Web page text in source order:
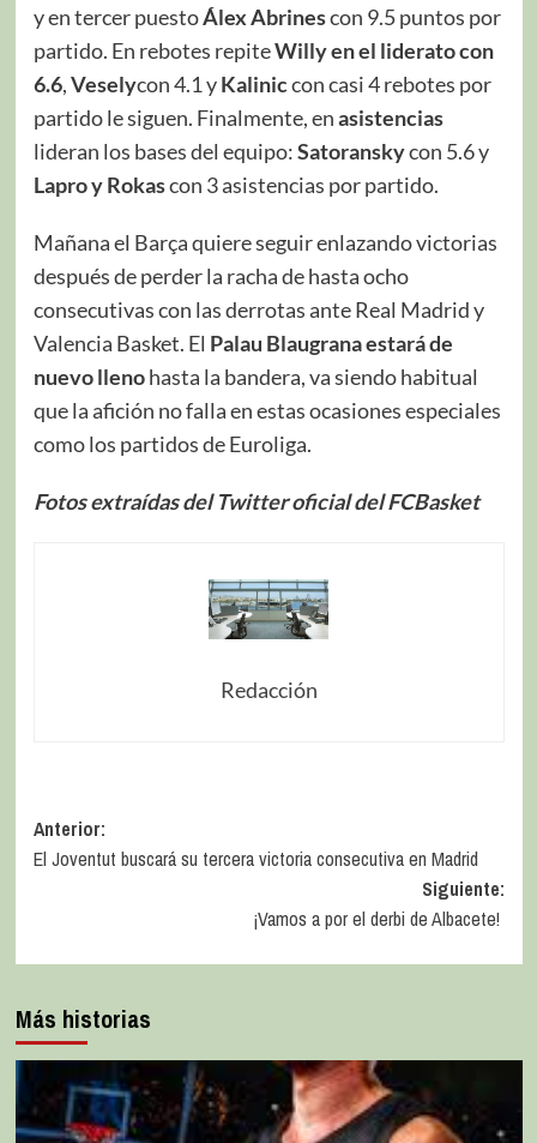
y en tercer puestoÁlex Abrinescon 9.5 puntos por
partido. En rebotes repiteWilly en el liderato con
6.6,Veselycon 4.1 yKaliniccon casi 4 rebotes por
partido le siguen. Finalmente, enasistencias
lideran los bases del equipo:Satoranskycon 5.6 y
Lapro y Rokascon 3 asistencias por partido.
Mañana el Barça quiere seguir enlazando victorias
después de perder la racha de hasta ocho
consecutivas con las derrotas ante Real Madrid y
Valencia Basket. El Palau Blaugrana estará de
nuevo llenohasta la bandera, va siendo habitual
que la afición no falla en estas ocasiones especiales
como los partidos de Euroliga.
Fotos extraídas del Twitter oficial del FCBasket
Redacción
Anterior:
El Joventut buscará su tercera victoria consecutiva en Madrid
Siguiente:
¡Vamos a por el derbi de Albacete!
Más historias